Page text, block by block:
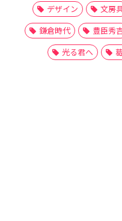
デザイン
文房
鎌倉時代
豊臣秀
光る君へ